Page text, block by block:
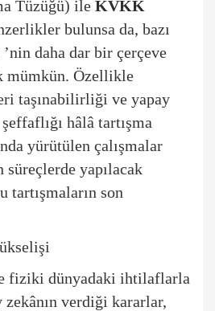
Tüzüğü) ile KVKK
bulunsa da, bazı
’nin daha dar bir çerçeve
mümkün. Özellikle
taşınabilirliği ve yapay
hâlâ tartışma
yürütülen çalışmalar
yapılacak
tartışmaların son
fiziki dünyadaki ihtilaflarla
zekânın verdiği kararlar,